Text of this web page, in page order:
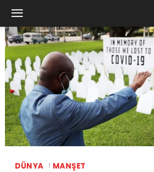
DÜNYA MANŞET